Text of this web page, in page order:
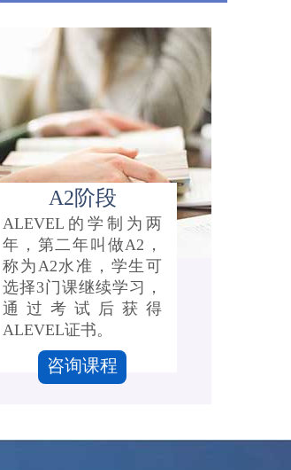
A2阶段
ALEVEL的学制为两
年，第二年叫做A2，
称为A2水准，学生可
选择3门课继续学习，
通过考试后获得
ALEVEL证书。
咨询课程